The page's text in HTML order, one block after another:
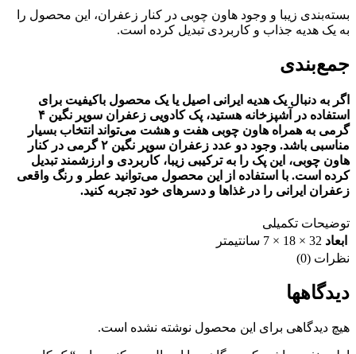
بسته‌بندی زیبا و وجود هاون چوبی در کنار زعفران، این محصول را
به یک هدیه جذاب و کاربردی تبدیل کرده است.
جمع‌بندی
اگر به دنبال یک هدیه ایرانی اصیل یا یک محصول باکیفیت برای
استفاده در آشپزخانه هستید،
پک کادویی زعفران سوپر نگین ۴
گرمی به همراه هاون چوبی هفت و هشت می‌تواند انتخاب بسیار
مناسبی باشد. وجود دو عدد زعفران سوپر نگین ۲ گرمی
در کنار
هاون چوبی، این پک را به ترکیبی زیبا، کاربردی و ارزشمند تبدیل
کرده است. با استفاده از این محصول می‌توانید عطر و رنگ واقعی
زعفران ایرانی را در غذاها و دسرهای خود تجربه کنید.
توضیحات تکمیلی
ابعاد 32 × 18 × 7 سانتیمتر
نظرات (0)
دیدگاهها
هیچ دیدگاهی برای این محصول نوشته نشده است.